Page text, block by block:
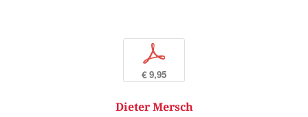
p
€ 9,95
Dieter Mersch